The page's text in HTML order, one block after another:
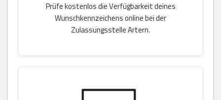
Prüfe kostenlos die Verfügbarkeit deines
Wunschkennzeichens online bei der
Zulassungsstelle Artern.